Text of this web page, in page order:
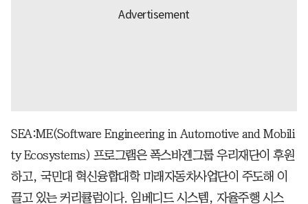
SEA:ME(Software Engineering in Automotive and Mobili
ty Ecosystems) 프로그램은 폭스바겐그룹 우리재단이 후원
하고, 국민대 혁신융합대학 미래자동차사업단이 주도해 이
끌고 있는 커리큘럼이다. 임베디드 시스템, 자율주행 시스